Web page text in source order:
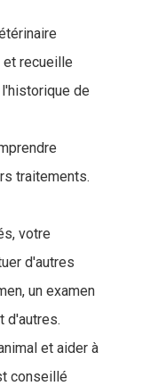
et recueille
de
traitements.
votre
d'autres
un examen
d'autres.
et aider à
conseillé